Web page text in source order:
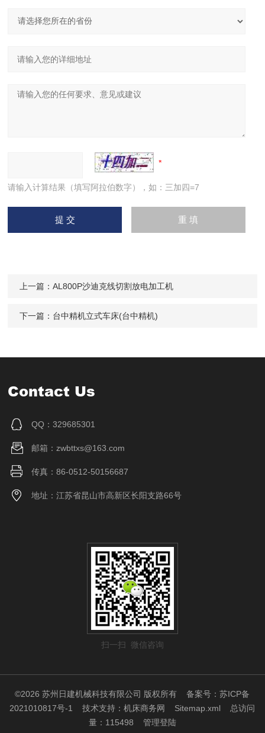
请输入计算结果（填写阿拉伯数字），如：三加四=7
上一篇：AL800P沙迪克线切割放电加工机
下一篇： 台中精机立式车床(台中精机)
Contact Us
QQ：329685301
邮箱：zwbttxs@163.com
传真：86-0512-50156687
地址：江苏省昆山市高新区长阳支路66号
扫一扫 微信咨询
©2026 苏州日建机械科技有限公司 版权所有备案号：苏ICP备
2021010817号-1
技术支持：机床商务网 Sitemap.xml 总访问
量：115498 管理登陆